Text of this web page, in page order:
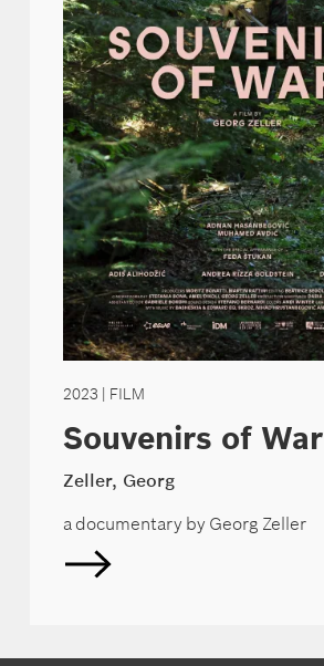
2023 | FILM
Souvenirs of War
Zeller, Georg
a documentary by Georg Zeller